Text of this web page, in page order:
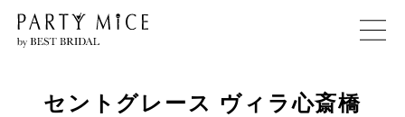
セントグレース ヴィラ心斎橋